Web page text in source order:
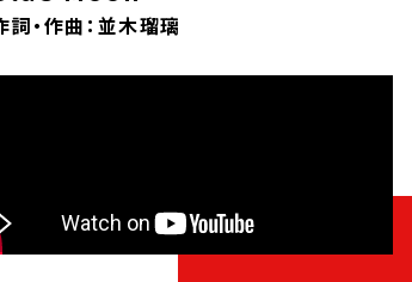
詞・作曲：並木瑠璃